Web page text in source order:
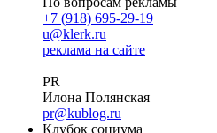
+7 (918) 695-29-19
u@klerk.ru
реклама на сайте
PR
Илона Полянская
pr@kublog.ru
Клубок социума